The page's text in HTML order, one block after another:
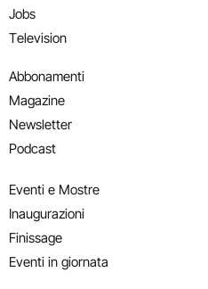
Jobs
Television
Abbonamenti
Magazine
Newsletter
Podcast
Eventi e Mostre
Inaugurazioni
Finissage
Eventi in giornata